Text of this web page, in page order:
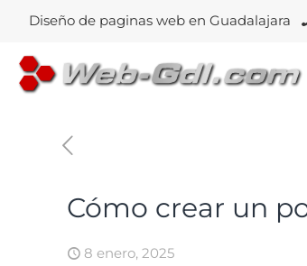
Diseño de paginas web en Guadalajara
Cómo crear un
8 enero, 2025